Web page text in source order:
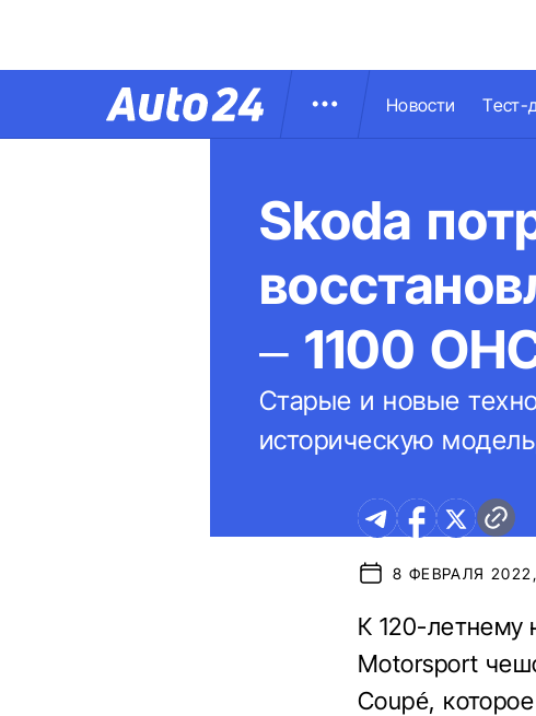
Новости Тест-
Skoda
– 1100
Старые и новые
историческую
8 ФЕВРАЛЯ
К 120-летнему
Motorsport
Coupé,